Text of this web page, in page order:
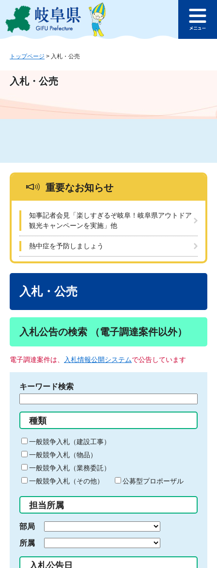
ジ
ュ
文
このページの本文へ
ュ
トップページ > 入札・公売
入札・公売
重要なお知らせ
知事記者会見「楽しすぎるぞ岐阜！岐阜県アウトドア
観光キャンペーンを実施」他
熱中症を予防しましょう
入札・公売
入札公告の検索 （電子調達案件以外）
電子調達案件は、 入札情報公開システムで公告しています
キーワード検索
る
キ
ー
ワ
ー
ド
入
力
種類
一般競争入札（建設工事）
一般競争入札（物品）
一般競争入札（業務委託）
一般競争入札（その他）
公募型プロポーザル
担当所属
部局
所属
入札公告日